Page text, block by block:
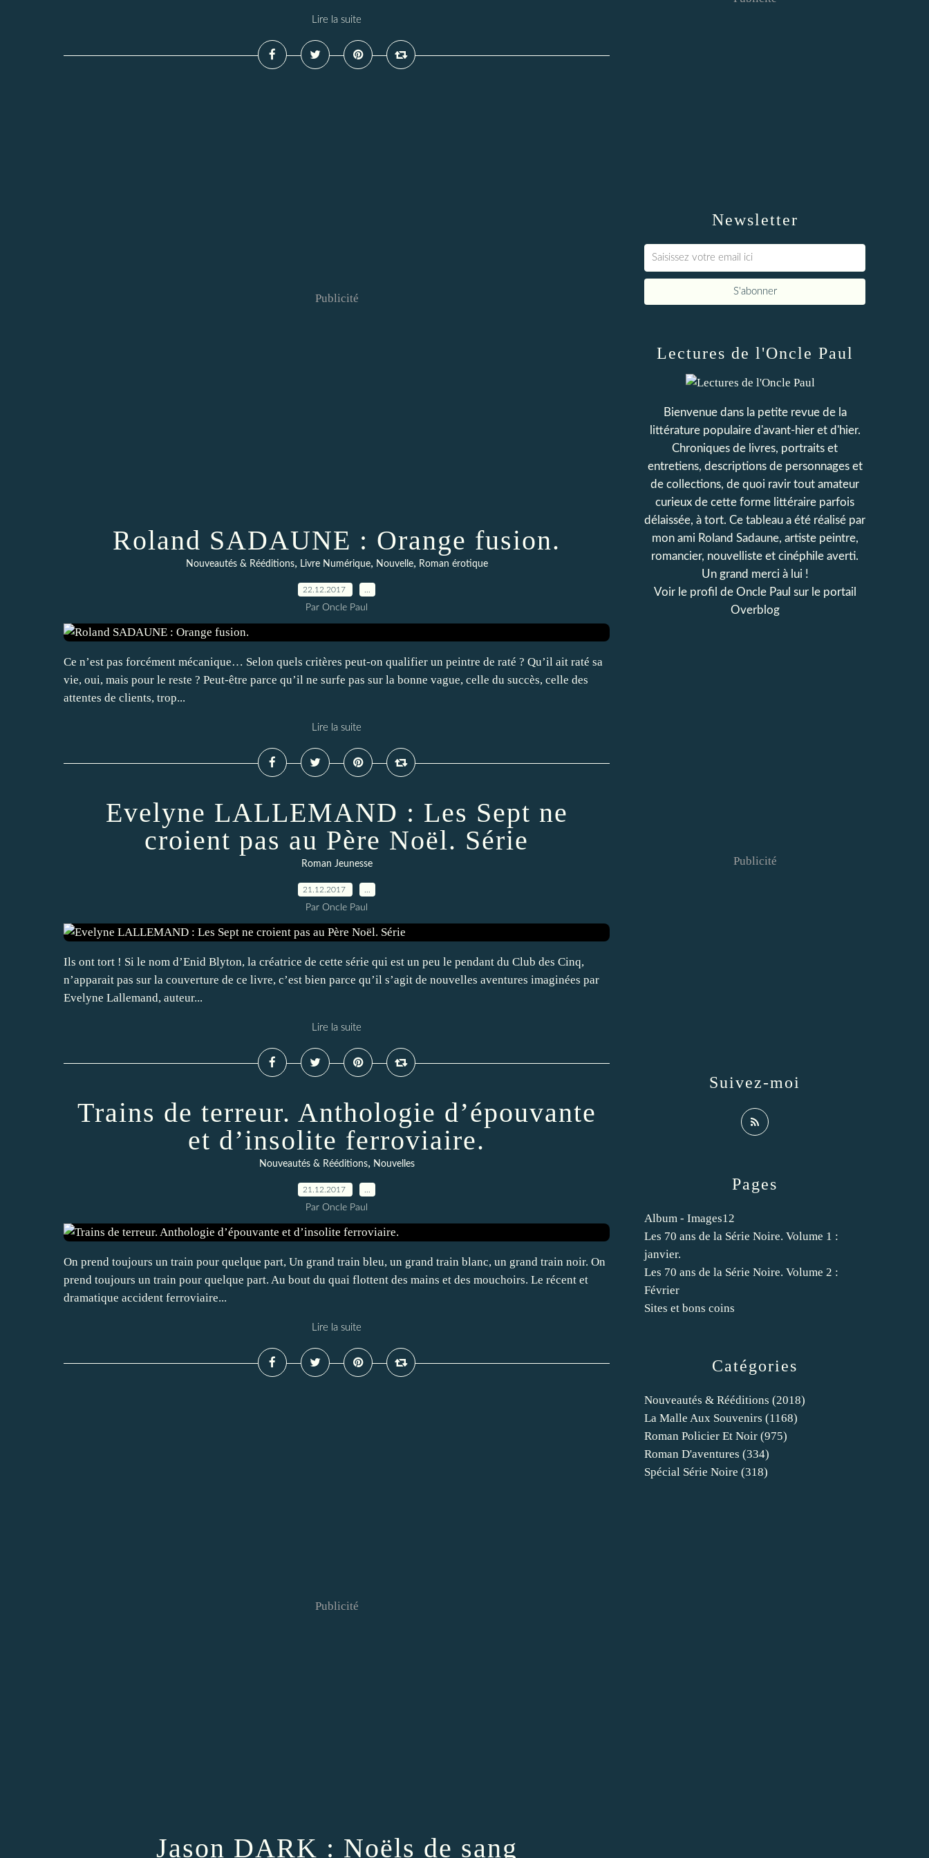
Lire la suite
Publicité
Roland SADAUNE : Orange fusion.
Nouveautés & Rééditions, Livre Numérique, Nouvelle, Roman érotique
22.12.2017
Par Oncle Paul
Ce n’est pas forcément mécanique… Selon quels critères peut-on qualifier un peintre de raté ? Qu’il ait raté sa
vie, oui, mais pour le reste ? Peut-être parce qu’il ne surfe pas sur la bonne vague, celle du succès, celle des
attentes de clients, trop...
Lire la suite
Evelyne LALLEMAND : Les Sept ne
croient pas au Père Noël. Série
Roman Jeunesse
21.12.2017
Par Oncle Paul
Ils ont tort ! Si le nom d’Enid Blyton, la créatrice de cette série qui est un peu le pendant du Club des Cinq,
n’apparait pas sur la couverture de ce livre, c’est bien parce qu’il s’agit de nouvelles aventures imaginées par
Evelyne Lallemand, auteur...
Lire la suite
Trains de terreur. Anthologie d’épouvante
et d’insolite ferroviaire.
Nouveautés & Rééditions, Nouvelles
21.12.2017
Par Oncle Paul
On prend toujours un train pour quelque part, Un grand train bleu, un grand train blanc, un grand train noir. On
prend toujours un train pour quelque part. Au bout du quai flottent des mains et des mouchoirs. Le récent et
dramatique accident ferroviaire...
Lire la suite
Publicité
Jason DARK : Noëls de sang
Newsletter
Catégories
Nouveautés & Rééditions (2018)
La Malle Aux Souvenirs (1168)
Roman Policier Et Noir (975)
Roman D'aventures (334)
Spécial Série Noire (318)
Pages
Album - Images12
Les 70 ans de la Série Noire. Volume 1 :
janvier.
Les 70 ans de la Série Noire. Volume 2 :
Février
Sites et bons coins
Lectures de l'Oncle Paul
Bienvenue dans la petite revue de la
littérature populaire d'avant-hier et d'hier.
Chroniques de livres, portraits et
entretiens, descriptions de personnages et
de collections, de quoi ravir tout amateur
curieux de cette forme littéraire parfois
délaissée, à tort. Ce tableau a été réalisé par
mon ami Roland Sadaune, artiste peintre,
romancier, nouvelliste et cinéphile averti.
Un grand merci à lui !
Voir le profil de Oncle Paul sur le portail
Overblog
Suivez-moi
Publicité